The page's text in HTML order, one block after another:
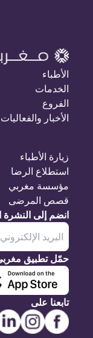
الأطباء
الخدمات
الفروع
الأخبار والفعاليات
زيارة الأطباء
استطلاع الرضا
مؤسسة مغربي
قصص المرضى
انضم إلى النشرة
حمّل تطبيق
تابعنا على